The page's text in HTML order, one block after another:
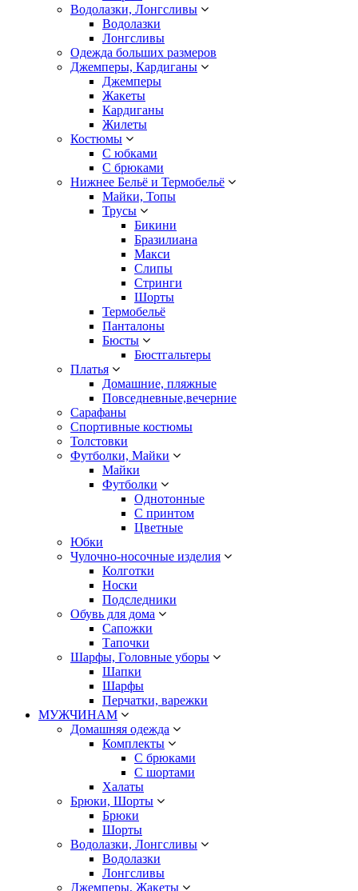
Водолазки, Лонгсливы
Водолазки
Лонгсливы
Одежда больших размеров
Джемперы, Кардиганы
Джемперы
Жакеты
Кардиганы
Жилеты
Костюмы
С юбками
С брюками
Нижнее Бельё и Термобельё
Майки, Топы
Трусы
Бикини
Бразилиана
Макси
Слипы
Стринги
Шорты
Термобельё
Панталоны
Бюсты
Бюстгальтеры
Платья
Домашние, пляжные
Повседневные,вечерние
Сарафаны
Спортивные костюмы
Толстовки
Футболки, Майки
Майки
Футболки
Однотонные
С принтом
Цветные
Юбки
Чулочно-носочные изделия
Колготки
Носки
Подследники
Обувь для дома
Сапожки
Тапочки
Шарфы, Головные уборы
Шапки
Шарфы
Перчатки, варежки
МУЖЧИНАМ
Домашняя одежда
Комплекты
С брюками
С шортами
Халаты
Брюки, Шорты
Брюки
Шорты
Водолазки, Лонгсливы
Водолазки
Лонгсливы
Джемперы, Жакеты